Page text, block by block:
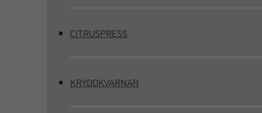
CITRUSPRESS
KRYDDKVARNAR